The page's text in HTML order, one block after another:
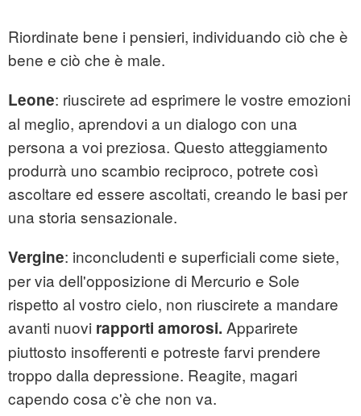
Riordinate bene i pensieri, individuando ciò che è
bene e ciò che è male.
Leone: riuscirete ad esprimere le vostre emozioni
al meglio, aprendovi a un dialogo con una
persona a voi preziosa. Questo atteggiamento
produrrà uno scambio reciproco, potrete così
ascoltare ed essere ascoltati, creando le basi per
una storia sensazionale.
Vergine: inconcludenti e superficiali come siete,
per via dell'opposizione di Mercurio e Sole
rispetto al vostro cielo, non riuscirete a mandare
avanti nuovi rapporti amorosi. Apparirete
piuttosto insofferenti e potreste farvi prendere
troppo dalla depressione. Reagite, magari
capendo cosa c'è che non va.